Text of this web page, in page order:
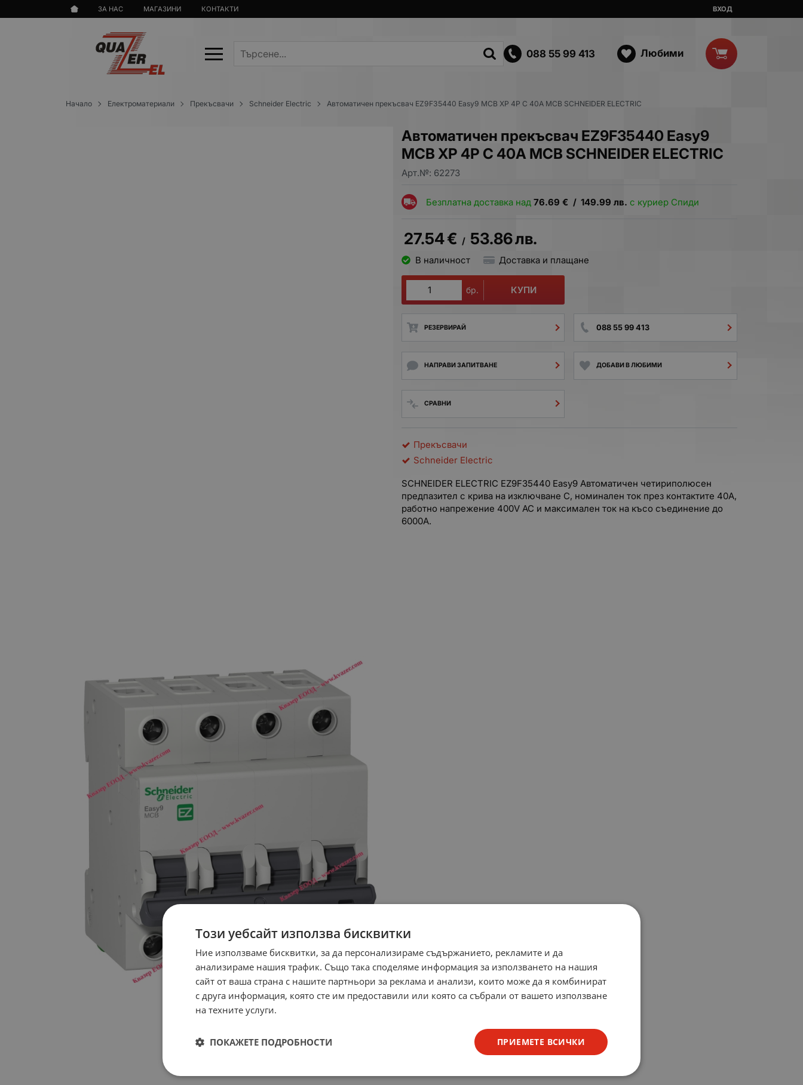
ЗА НАС МАГАЗИНИ КОНТАКТИ ВХОД
088 55 99 413 Любими
Начало Електроматериали Прекъсвачи Schneider Electric Автоматичен прекъсвач EZ9F35440 Easy9 MCB XP 4P C 40A MCB SCHNEIDER ELECTRIC
Автоматичен прекъсвач EZ9F35440 Easy9
MCB XP 4P C 40A MCB SCHNEIDER ELECTRIC
Арт.№: 62273
Безплатна доставка над76.69 € / 149.99 лв. с куриер Спиди
27.54€ / 53.86лв.
В наличност Доставка и плащане
бр. КУПИ
РЕЗЕРВИРАЙ 088 55 99 413
НАПРАВИ ЗАПИТВАНЕ ДОБАВИ В ЛЮБИМИ
СРАВНИ
Прекъсвачи
Schneider Electric
SCHNEIDER ELECTRIC EZ9F35440 Easy9 Автоматичен четириполюсен
предпазител с крива на изключване C, номинален ток през контактите 40A,
работно напрежение 400V AC и максимален ток на късо съединение до
6000A.
Този уебсайт използва бисквитки
Ние използваме бисквитки, за да персонализираме съдържанието, рекламите и да
анализираме нашия трафик. Също така споделяме информация за използването на нашия
сайт от ваша страна с нашите партньори за реклама и анализи, които може да я комбинират
с друга информация, която сте им предоставили или която са събрали от вашето използване
на техните услуги.
ПРИЕМЕТЕ ВСИЧКИ
ПОКАЖЕТЕ ПОДРОБНОСТИ